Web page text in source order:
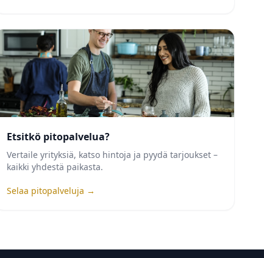
Etsitkö pitopalvelua?
Vertaile yrityksiä, katso hintoja ja pyydä tarjoukset –
kaikki yhdestä paikasta.
Selaa pitopalveluja →